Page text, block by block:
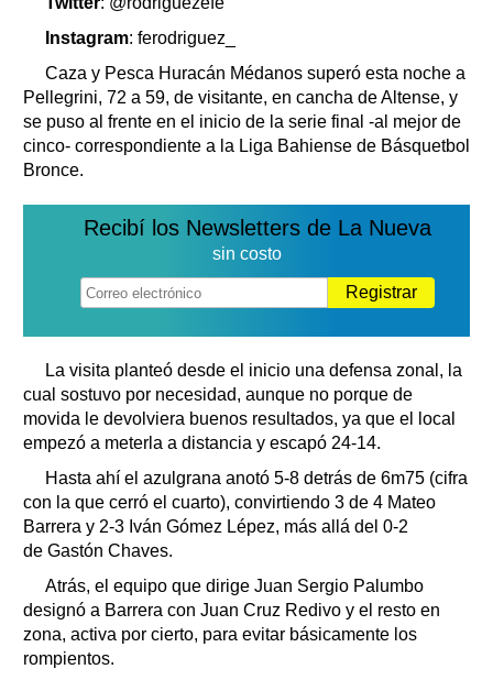
Instagram: ferodriguez_
Caza y Pesca Huracán Médanos superó esta noche a
Pellegrini, 72 a 59, de visitante, en cancha de Altense, y
se puso al frente en el inicio de la serie final -al mejor de
cinco- correspondiente a la Liga Bahiense de Básquetbol
Bronce.
Recibí los Newsletters de La Nueva
sin costo
Registrar
La visita planteó desde el inicio una defensa zonal, la
cual sostuvo por necesidad, aunque no porque de
movida le devolviera buenos resultados, ya que el local
empezó a meterla a distancia y escapó 24-14.
Hasta ahí el azulgrana anotó 5-8 detrás de 6m75 (cifra
con la que cerró el cuarto), convirtiendo 3 de 4 Mateo
Barrera y 2-3 Iván Gómez Lépez, más allá del 0-2
de Gastón Chaves.
Atrás, el equipo que dirige Juan Sergio Palumbo
designó a Barrera con Juan Cruz Redivo y el resto en
zona, activa por cierto, para evitar básicamente los
rompientos.